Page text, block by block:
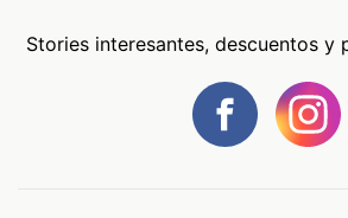
Stories interesantes, descuentos y